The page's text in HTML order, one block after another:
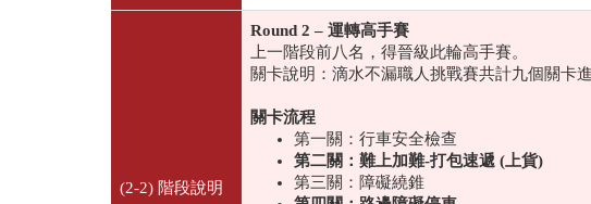
(2-2) 階段說明
Round 2 – 運轉高手賽
上一階段前八名，得晉級此輪高手賽。
關卡說明：滴水不漏職人挑戰賽共計九個關卡
關卡流程
第一關：行車安全檢查
第二關：難上加難-打包速遞 (上貨)
第三關：障礙繞錐